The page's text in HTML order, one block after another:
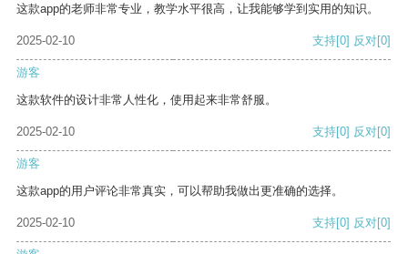
这款app的老师非常专业，教学水平很高，让我能够学到实用的知识。
2025-02-10 支持[0] 反对[0]
游客
这款软件的设计非常人性化，使用起来非常舒服。
2025-02-10 支持[0] 反对[0]
游客
这款app的用户评论非常真实，可以帮助我做出更准确的选择。
2025-02-10 支持[0] 反对[0]